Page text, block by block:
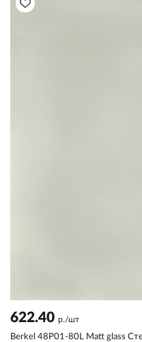
622.40 р./шт
Berkel 48P01-80L Matt glass